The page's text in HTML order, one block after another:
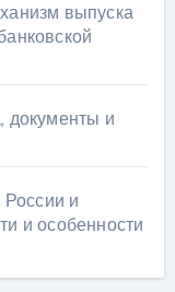
выпуска
документы и
и
и особенности